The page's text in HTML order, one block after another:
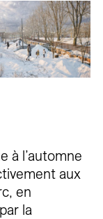
à l’automne
aux
en
la